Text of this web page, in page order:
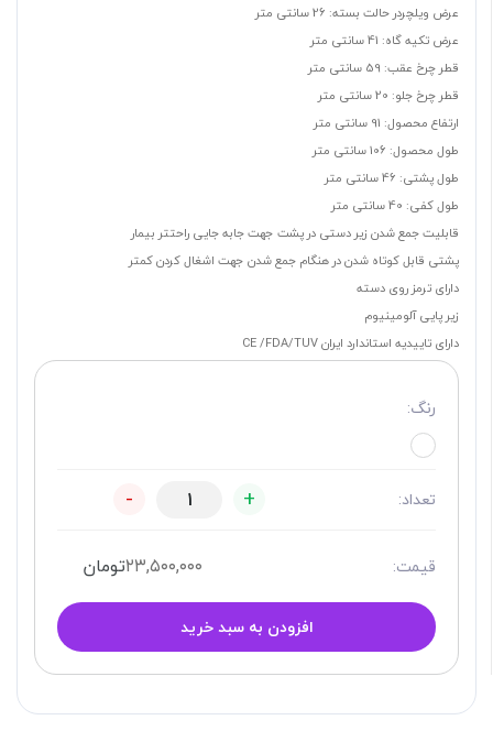
عرض ویلچردر حالت بسته: 26 سانتی متر
عرض تکیه گاه: 41 سانتی متر
قطر چرخ عقب: 59 سانتی متر
قطر چرخ جلو: 20 سانتی متر
ارتفاع محصول: 91 سانتی متر
طول محصول: 106 سانتی متر
طول پشتی: 46 سانتی متر
طول کفی: 40 سانتی متر
قابلیت جمع شدن زیر دستی در پشت جهت جابه جایی راحتتر بیمار
پشتی قابل کوتاه شدن در هنگام جمع شدن جهت اشغال کردن کمتر
دارای ترمز روی دسته
زیر پایی آلومینیوم
دارای تاییدیه استاندارد ایران CE /FDA/TUV
رنگ:
تعداد: +
-
قیمت: ۲۳,۵۰۰,۰۰۰تومان
افزودن به سبد خرید